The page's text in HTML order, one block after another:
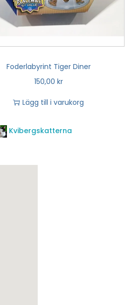
Foderlabyrint Tiger Diner
150,00 kr
Lägg till i varukorg
Kvibergskatterna